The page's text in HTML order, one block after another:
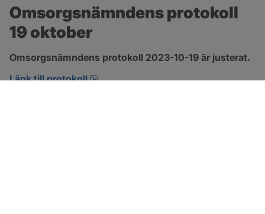
Omsorgsnämndens protokoll
19 oktober
Omsorgsnämndens protokoll 2023-10-19 är justerat.
Länk till protokoll
pdf, 360.6 kB, öppnas i nytt fönster.